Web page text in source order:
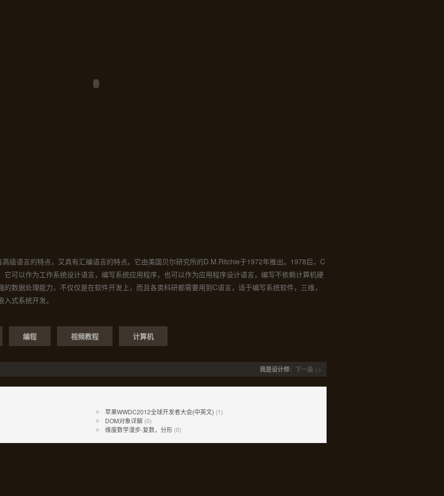
级语言的特点，又具有汇编语言的特点。它由美国贝尔研究所的D.M.Ritchie于1972年推出。1978后，C
可以作为工作系统设计语言，编写系统应用程序，也可以作为应用程序设计语言，编写不依赖计算机硬
数据处理能力，不仅仅是在软件开发上，而且各类科研都需要用到C语言，适于编写系统软件，三维，
式系统开发。
编程 视频教程 计算机
我是设计师：下一篇 >>
苹果WWDC2012全球开发者大会(中英文) (1)
DOM对象详解 (0)
维度数学漫步-复数，分形 (0)